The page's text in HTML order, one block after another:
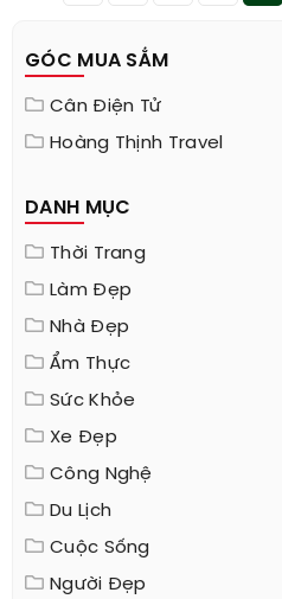
GÓC MUA SẮM
Cân Điện Tử
Hoàng Thịnh Travel
DANH MỤC
Thời Trang
Làm Đẹp
Nhà Đẹp
Ẩm Thực
Sức Khỏe
Xe Đẹp
Công Nghệ
Du Lịch
Cuộc Sống
Người Đẹp